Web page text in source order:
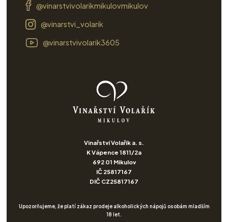
@vinarstvivolarikmikulovmikulov
@vinarstvi_volarik
@vinarstvivolarik3605
Vinařství Volařík a. s.
K Vápence 1811/2a
692 01 Mikulov
IČ 25817167
DIČ CZ25817167
Upozorňujeme, že platí zákaz prodeje alkoholických nápojů osobám mladším
18 let.